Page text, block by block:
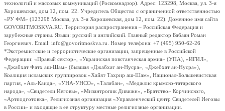
технологий и массовых коммуникаций (Роскомнадзор). Адрес: 123298, Москва, ул. 3-я
Хорошевская, дом 12, пом. 22. Учредитель Общество с ограниченной ответственностью
«РУ ФМ» (123298 Москва, ул. 3-я Хорошевская, дом 12, пом. 22). Доменное имя сайта
GOVORITMOSKVA.RU. Территория распространения – Российская Федерация и
зарубежные страны. Языки: русский и английский. Главный редактор Бабаян Роман
Георгиевич. Email: info@govoritmoskva.ru. Номер телефона: +7 (495) 950-62-26
*Экстремистские и террористические организации, запрещенные в Российской
Федерации: «Правый сектор», «Украинская повстанческая армия» (УПА), «ИГИЛ»,
«Джабхат Фатх аш-Шам» (бывшая «Джабхат ан-Нусра», «Джебхат ан-Нусра»),
Коалиция исламских группировок «Хайят Тахрир аш-Шам», Национал-Большевистская
партия, «Аль-Каида», «УНА-УНСО», «Талибан», «Меджлис крымско-татарского
народа», «Свидетели Иеговы», «Мизантропик Дивижн», «Братство» Корчинского,
«Артподготовка», Религиозная организация «Управленческий центр Свидетелей Иеговы
в России» и входящие в ее структуру местные религиозные организации.